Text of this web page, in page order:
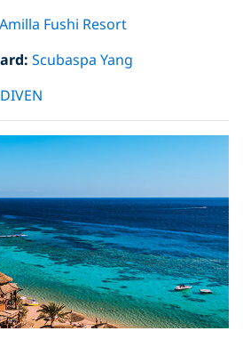
Amilla Fushi Resort
Scubaspa Yang